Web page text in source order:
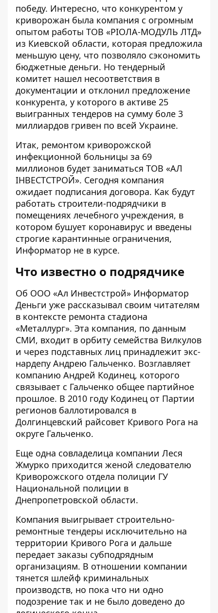
победу. Интересно, что конкурентом у
криворожан была компания с огромным
опытом работы ТОВ «РІОЛА-МОДУЛЬ ЛТД»
из Киевской области, которая предложила
меньшую цену, что позволяло сэкономить
бюджетные деньги. Но тендерный
комитет нашел несоответствия в
документации и отклонил предложение
конкурента, у которого в активе 25
выигранных тендеров на сумму боле 3
миллиардов гривен по всей Украине.
Итак, ремонтом криворожской
инфекционной больницы за 69
миллионов будет заниматься ТОВ «АЛ
ІНВЕСТСТРОЙ». Сегодня компания
ожидает подписания договора. Как будут
работать строители-подрядчики в
помещениях лечебного учреждения, в
котором бушует коронавирус и введены
строгие карантинные ограничения,
Информатор не в курсе.
Что известно о подрядчике
Об ООО «Ал Инвестстрой» Информатор
Деньги уже рассказывал своим читателям
в контексте ремонта стадиона
«Металлург». Эта компания, по данным
СМИ, входит в орбиту семейства Вилкулов
и через подставных лиц принадлежит экс-
нардепу Андрею Гальченко. Возглавляет
компанию Андрей Кодинец, которого
связывает с Гальченко общее партийное
прошлое. В 2010 году Кодинец от Партии
регионов баллотировался в
Долгинцевский райсовет Кривого Рога на
округе Гальченко.
Еще одна совладелица компании Леся
Жмурко приходится женой следователю
Криворожского отдела полиции ГУ
Национальной полиции в
Днепропетровской области.
Компания выигрывает строительно-
ремонтные тендеры исключительно на
территории Кривого Рога и дальше
передает заказы субподрядным
организациям. В отношении компании
тянется шлейф криминальных
производств, но пока что ни одно
подозрение так и не было доведено до